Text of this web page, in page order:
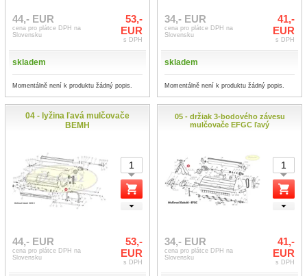
44,- EUR
cena pro plátce DPH na
Slovensku
53,-
EUR
s DPH
skladem
Momentálně není k produktu žádný popis.
34,- EUR
cena pro plátce DPH na
Slovensku
41,-
EUR
s DPH
skladem
Momentálně není k produktu žádný popis.
04 - lyžina ľavá mulčovače
BEMH
44,- EUR
cena pro plátce DPH na
Slovensku
53,-
EUR
s DPH
05 - držiak 3-bodového závesu
mulčovače EFGC ľavý
34,- EUR
cena pro plátce DPH na
Slovensku
41,-
EUR
s DPH